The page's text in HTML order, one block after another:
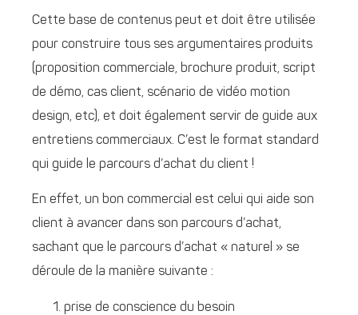
Cette base de contenus peut et doit être utilisée
pour construire tous ses argumentaires produits
(proposition commerciale, brochure produit, script
de démo, cas client, scénario de vidéo motion
design, etc), et doit également servir de guide aux
entretiens commerciaux. C’est le format standard
qui guide le parcours d’achat du client !
En effet, un bon commercial est celui qui aide son
client à avancer dans son parcours d’achat,
sachant que le parcours d’achat « naturel » se
déroule de la manière suivante :
prise de conscience du besoin